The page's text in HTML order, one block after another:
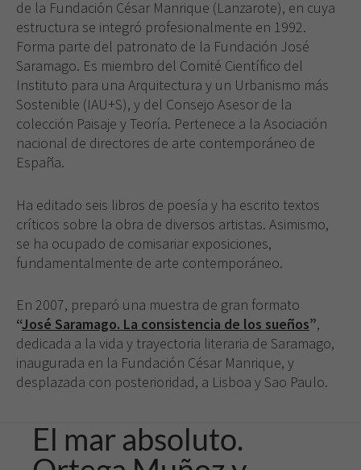
de la Fundación César Manrique (Lanzarote), en cuya
estructura se integró profesionalmente en 1992.
Forma parte del patronato de la Fundación José
Saramago. Es miembro del Comité Científico del
Instituto para una Arquitectura y un Urbanismo más
Sostenible (IAU+S), y del Consejo Asesor de la
colección Paisaje y Teoría. Pertenece a la Asociación
nacional de directores de arte contemporáneo de
España.
Ha editado seis libros de poesía y ha escrito textos
críticos sobre la obra de diversos artistas. Asimismo,
se ha ocupado de comisariar exposiciones,
fundamentalmente de arte contemporáneo.
En 2007, preparó una muestra de gran formato
“José Saramago. La consistencia de los sueños”,
dedicada a la vida y trayectoria literaria de Saramago,
inaugurada en la Fundación César Manrique, y
desplazada con posterioridad, a Lisboa y Sao Paulo.
El mar absoluto.